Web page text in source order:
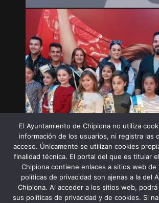
El Ayuntamiento de Chipiona no utiliza
información de los usuarios, ni registra las
acceso. Únicamente se utilizan cookies
finalidad técnica. El portal del que es titular
Chipiona contiene enlaces a sitios web de
políticas de privacidad son ajenas a la del
Chipiona. Al acceder a los sitios web,
sus políticas de privacidad y de cookies. Si